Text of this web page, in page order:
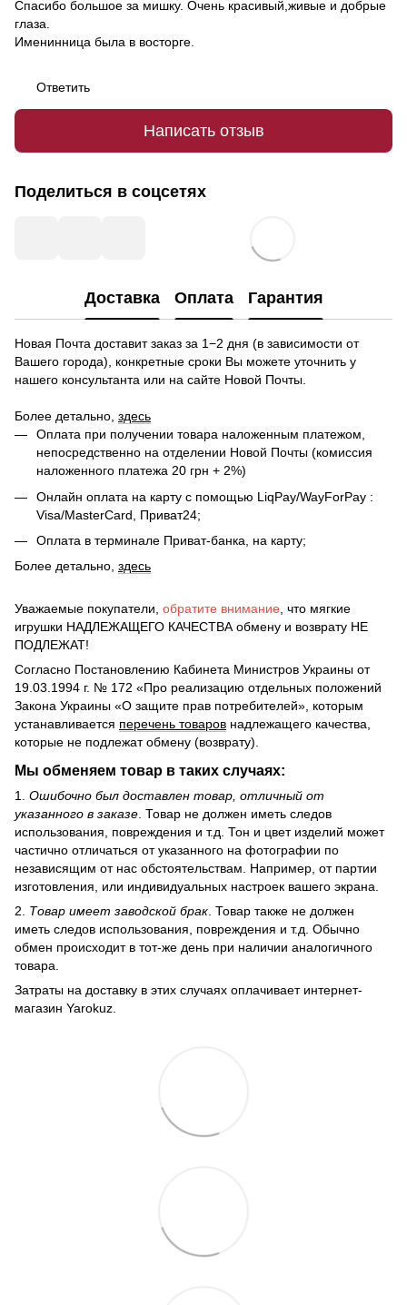
Спасибо большое за мишку. Очень красивый,живые и добрые
глаза.
Именинница была в восторге.
Ответить
Написать отзыв
Поделиться в соцсетях
Доставка Оплата Гарантия
Новая Почта доставит заказ за 1−2 дня (в зависимости от
Вашего города), конкретные сроки Вы можете уточнить у
нашего консультанта или на сайте Новой Почты.
Более детально, здесь
Оплата при получении товара наложенным платежом,
непосредственно на отделении Новой Почты (комиссия
наложенного платежа 20 грн + 2%)
Онлайн оплата на карту с помощью LiqPay/WayForPay :
Visa/MasterCard, Приват24;
Оплата в терминале Приват-банка, на карту;
Более детально, здесь
Уважаемые покупатели, обратите внимание, что мягкие
игрушки НАДЛЕЖАЩЕГО КАЧЕСТВА обмену и возврату НЕ
ПОДЛЕЖАТ!
Согласно Постановлению Кабинета Министров Украины от
19.03.1994 г. № 172 «Про реализацию отдельных положений
Закона Украины «О защите прав потребителей», которым
устанавливается перечень товаров надлежащего качества,
которые не подлежат обмену (возврату).
Мы обменяем товар в таких случаях:
1. Ошибочно был доставлен товар, отличный от
указанного в заказе. Товар не должен иметь следов
использования, повреждения и т.д. Тон и цвет изделий может
частично отличаться от указанного на фотографии по
независящим от нас обстоятельствам. Например, от партии
изготовления, или индивидуальных настроек вашего экрана.
2. Товар имеет заводской брак. Товар также не должен
иметь следов использования, повреждения и т.д. Обычно
обмен происходит в тот-же день при наличии аналогичного
товара.
Затраты на доставку в этих случаях оплачивает интернет-
магазин Yarokuz.